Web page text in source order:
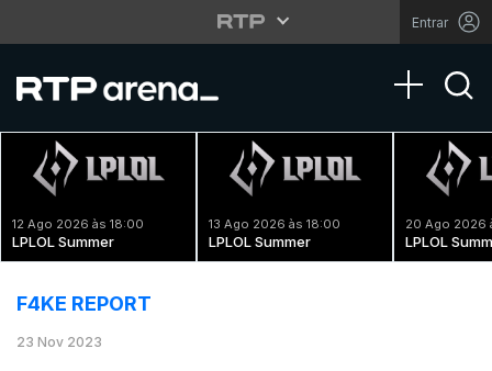
Entrar
Toggle
12 Ago 2026 às 18:00
LPLOL Summer
13 Ago 2026 às 18:00
LPLOL Summer
20 Ago 2026
LPLOL
F4KE REPORT
23 Nov 2023